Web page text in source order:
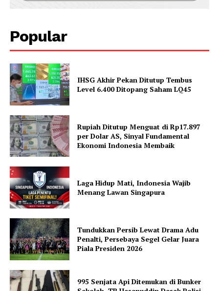
Popular
IHSG Akhir Pekan Ditutup Tembus
Level 6.400 Ditopang Saham LQ45
Rupiah Ditutup Menguat di Rp17.897
per Dolar AS, Sinyal Fundamental
Ekonomi Indonesia Membaik
Laga Hidup Mati, Indonesia Wajib
Menang Lawan Singapura
Tundukkan Persib Lewat Drama Adu
Penalti, Persebaya Segel Gelar Juara
Piala Presiden 2026
995 Senjata Api Ditemukan di Bunker